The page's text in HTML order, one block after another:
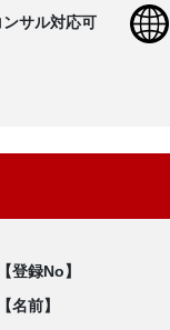
サル対応可
【登録No】
【名前】